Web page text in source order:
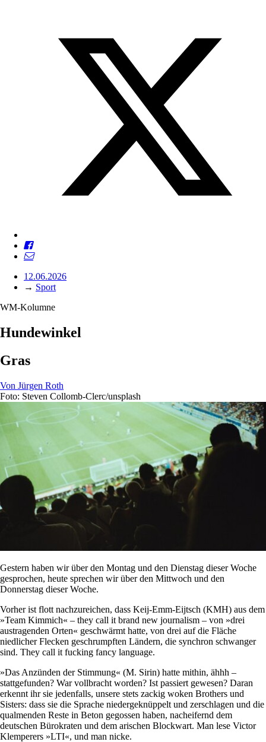
12.06.2026
→ Sport
WM-Kolumne
Hundewinkel
Gras
Von Jürgen Roth
Foto: Steven Collomb-Clerc/unsplash
Gestern haben wir über den Montag und den Dienstag dieser Woche
gesprochen, heute sprechen wir über den Mittwoch und den
Donnerstag dieser Woche.
Vorher ist flott nachzureichen, dass Keij-Emm-Eijtsch (KMH) aus dem
»Team Kimmich« – they call it brand new journalism – von »drei
austragenden Orten« geschwärmt hatte, von drei auf die Fläche
niedlicher Flecken geschrumpften Ländern, die synchron schwanger
sind. They call it fucking fancy language.
»Das Anzünden der Stimmung« (M. Sirin) hatte mithin, ähhh –
stattgefunden? War vollbracht worden? Ist passiert gewesen? Daran
erkennt ihr sie jedenfalls, unsere stets zackig woken Brothers und
Sisters: dass sie die Sprache niedergeknüppelt und zerschlagen und die
qualmenden Reste in Beton gegossen haben, nacheifernd dem
deutschen Bürokraten und dem arischen Blockwart. Man lese Victor
Klemperers »LTI«, und man nicke.